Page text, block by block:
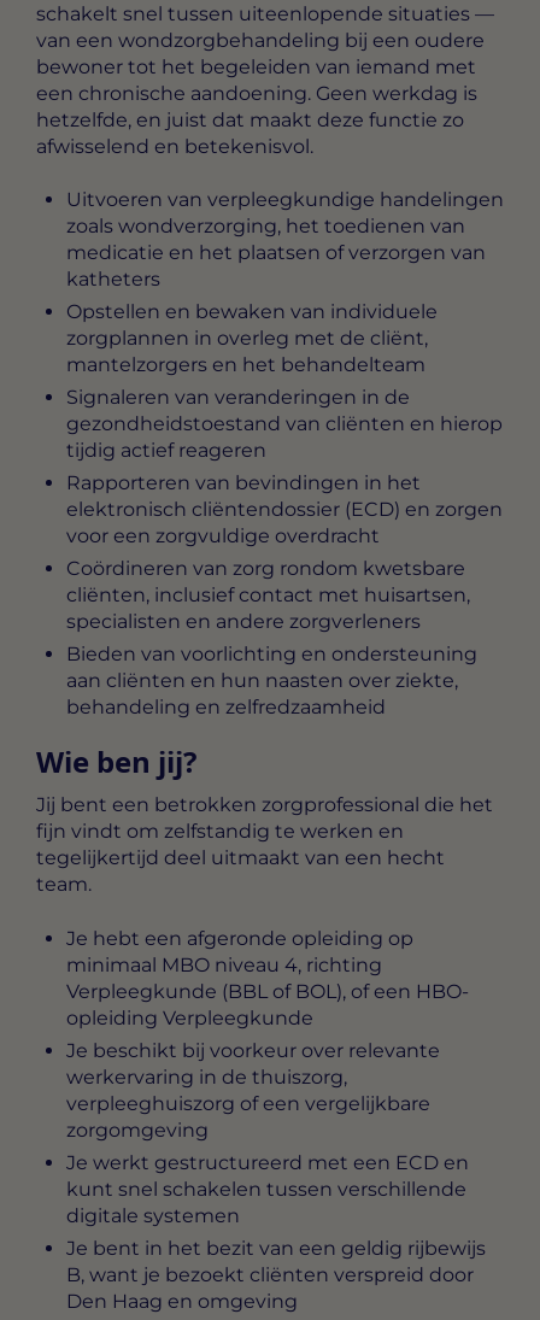
schakelt snel tussen uiteenlopende situaties —
van een wondzorgbehandeling bij een oudere
bewoner tot het begeleiden van iemand met
een chronische aandoening. Geen werkdag is
hetzelfde, en juist dat maakt deze functie zo
afwisselend en betekenisvol.
Uitvoeren van verpleegkundige handelingen
zoals wondverzorging, het toedienen van
medicatie en het plaatsen of verzorgen van
katheters
Opstellen en bewaken van individuele
zorgplannen in overleg met de cliënt,
mantelzorgers en het behandelteam
Signaleren van veranderingen in de
gezondheidstoestand van cliënten en hierop
tijdig actief reageren
Rapporteren van bevindingen in het
elektronisch cliëntendossier (ECD) en zorgen
voor een zorgvuldige overdracht
Coördineren van zorg rondom kwetsbare
cliënten, inclusief contact met huisartsen,
specialisten en andere zorgverleners
Bieden van voorlichting en ondersteuning
aan cliënten en hun naasten over ziekte,
behandeling en zelfredzaamheid
Wie ben jij?
Jij bent een betrokken zorgprofessional die het
fijn vindt om zelfstandig te werken en
tegelijkertijd deel uitmaakt van een hecht
team.
Je hebt een afgeronde opleiding op
minimaal MBO niveau 4, richting
Verpleegkunde (BBL of BOL), of een HBO-
opleiding Verpleegkunde
Je beschikt bij voorkeur over relevante
werkervaring in de thuiszorg,
verpleeghuiszorg of een vergelijkbare
zorgomgeving
Je werkt gestructureerd met een ECD en
kunt snel schakelen tussen verschillende
digitale systemen
Je bent in het bezit van een geldig rijbewijs
B, want je bezoekt cliënten verspreid door
Den Haag en omgeving